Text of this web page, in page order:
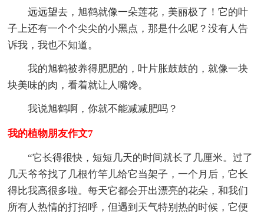
远远望去，旭鹤就像一朵莲花，美丽极了！它的叶
子上还有一个个尖尖的小黑点，那是什么呢？没有人告
诉我，我也不知道。
我的旭鹤被养得肥肥的，叶片胀鼓鼓的，就像一块
块美味的肉，看着就让人嘴馋。
我说旭鹤啊，你就不能减减肥吗？
我的植物朋友作文7
“它长得很快，短短几天的时间就长了几厘米。过了
几天爷爷找了几根竹竿儿给它当架子，一个月后，它长
得比我高很多啦。每天它都会开出漂亮的花朵，和我们
所有人热情的打招呼，但遇到天气特别热的时候，它便